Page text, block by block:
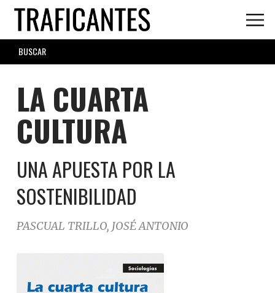
Skip
main
content
SEARCH
FORM
LA CUARTA
CULTURA
UNA APUESTA POR LA
SOSTENIBILIDAD
PASCUAL TRILLO, JOSÉ ANTONIO